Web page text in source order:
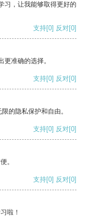
习，让我能够取得更好的
支持[0] 反对[0]
准确的选择。
支持[0] 反对[0]
的隐私保护和自由。
支持[0] 反对[0]
。
支持[0] 反对[0]
啦！